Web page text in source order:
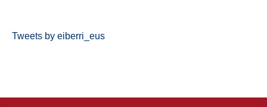
Tweets by eiberri_eus